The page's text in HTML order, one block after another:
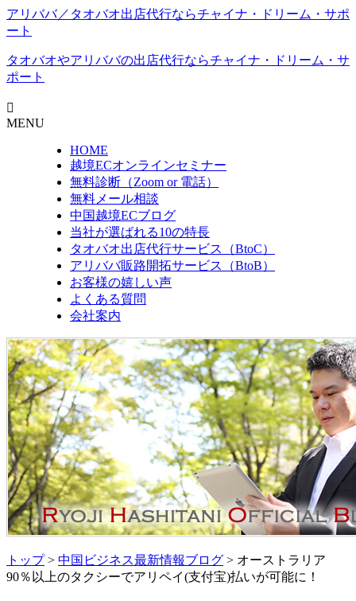
アリババ／タオバオ出店代⾏ならチャイナ・ドリーム・サポ
ート
タオバオやアリババの出店代行ならチャイナ・ドリーム・サ
ポート
MENU
HOME
越境ECオンラインセミナー
無料診断（Zoom or 電話）
無料メール相談
中国越境ECブログ
当社が選ばれる10の特長
タオバオ出店代行サービス（BtoC）
アリババ販路開拓サービス（BtoB）
お客様の嬉しい声
よくある質問
会社案内
トップ> 中国ビジネス最新情報ブログ > オーストラリア
90％以上のタクシーでアリペイ(支付宝)払いが可能に！